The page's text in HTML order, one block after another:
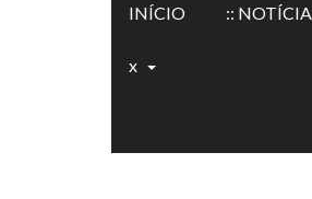
INÍCIO :: NOTÍCIA
x